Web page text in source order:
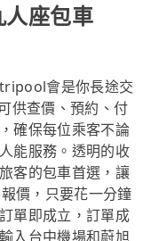
座包車
會是你長途交
供查價、預約、付
確保每位乘客不論
能服務。透明的收
客的包車首選，讓
價，只要花一分鐘
單即成立，訂單成
入台中機場和蔚旭